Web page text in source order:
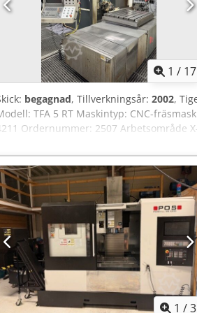
95-375 mm AVSTÅND FRÅN
SPINDEL 120 mm BORDETS MÅTT
mm MOTOR (VERTIKAL/HORISONTAL) 2,2 /
1 / 17
begagnad, Tillverkningsår: 2002,
TFA 5 RT Maskintyp: CNC-
Ordernummer: 2507 Arbetsområde
rörelse: 1 300 mm Roterande bord
H7) Antal T-spår: 7
Credszqcy Sspfx Acwsf
min Axelns drivmoment X-axel:
Verktygsklämkraft: 15 000 N
2
rpm Konstant effekt Område I:
precisionsklass: IT5 (ISO 3408/3)
fas Frekvens: 50 Hz Inkopplad effekt: 30
A Maximal ström: 80 A Styrsspänning:
IP54 Pneumatik Luftförbrukning (6 bar):
referensvikt: 12 500 kg
1 /3